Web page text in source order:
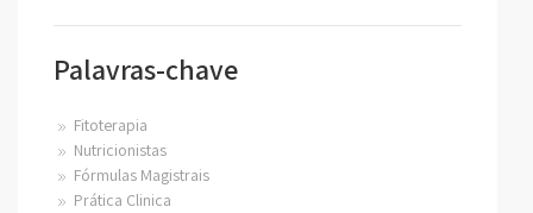
Palavras-chave
Fitoterapia
Nutricionistas
Fórmulas Magistrais
Prática Clinica